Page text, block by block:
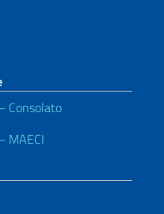
Consolato
MAECI